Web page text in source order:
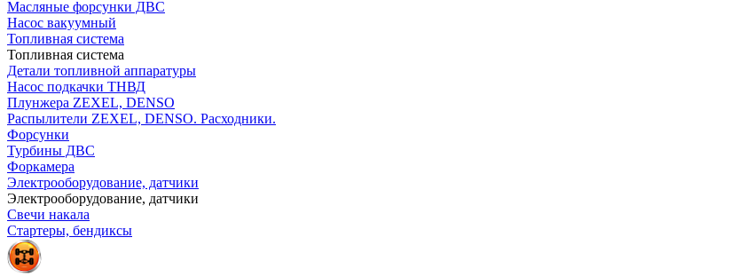
Масляные форсунки ДВС
Насос вакуумный
Топливная система
Топливная система
Детали топливной аппаратуры
Насос подкачки ТНВД
Плунжера ZEXEL, DENSO
Распылители ZEXEL, DENSO. Расходники.
Форсунки
Турбины ДВС
Форкамера
Электрооборудование, датчики
Электрооборудование, датчики
Свечи накала
Стартеры, бендиксы